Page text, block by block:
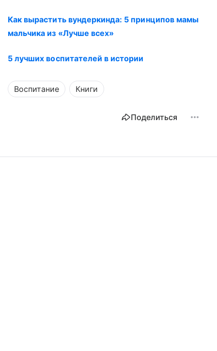
Как вырастить вундеркинда: 5 принципов мамы
мальчика из «Лучше всех»
5 лучших воспитателей в истории
Воспитание Книги
Поделиться